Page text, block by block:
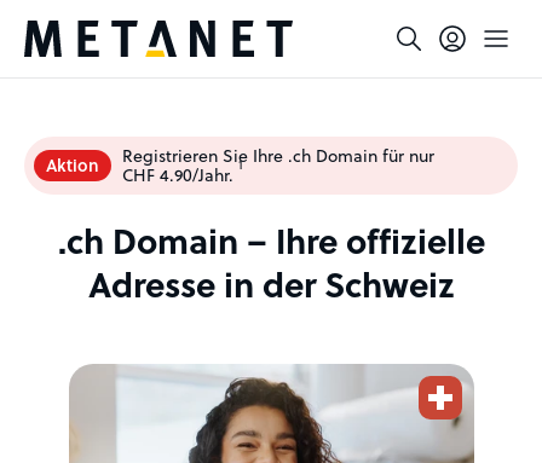
Aktion Registrieren Sie Ihre .ch Domain für nur
CHF 4.90/Jahr. 1
.ch Domain – Ihre offizielle
Adresse in der Schweiz